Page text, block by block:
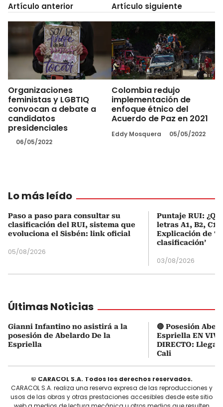
Artículo anterior
Organizaciones
feministas y LGBTIQ
convocan a debate a
candidatos
presidenciales
06/05/2022
Artículo siguiente
Colombia redujo
implementación de
enfoque étnico del
Acuerdo de Paz en 2021
Eddy Mosquera 05/05/2022
Lo más leído
Paso a paso para consultar su
clasificación del RUI, sistema que
evoluciona el Sisbén: link oficial
05/08/2026
Puntaje RUI:
letras A1, B2, C1
Explicación de
clasificación’
03/08/2026
Últimas Noticias
Gianni Infantino no asistirá a la
posesión de Abelardo De la
Espriella
🔴 Posesión
Espriella EN
DIRECTO:
Cali
© CARACOL S.A. Todos los derechos reservados.
CARACOL S.A. realiza una reserva expresa de las reproducciones y
usos de las obras y otras prestaciones accesibles desde este sitio